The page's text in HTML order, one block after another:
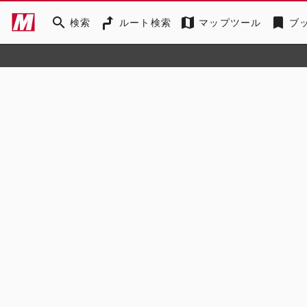
search 検索 ルート検索 map マップツール bookmark ブ